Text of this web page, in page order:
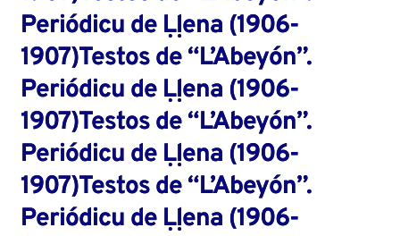
Periódicu de Ḷḷena (1906-
1907)Testos de “L’Abeyón”.
Periódicu de Ḷḷena (1906-
1907)Testos de “L’Abeyón”.
Periódicu de Ḷḷena (1906-
1907)Testos de “L’Abeyón”.
Periódicu de Ḷḷena (1906-